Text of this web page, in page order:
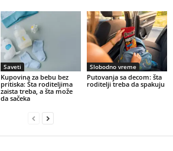
Saveti
Kupovina za bebu bez
pritiska: Šta roditeljima
zaista treba, a šta može
da sačeka
Slobodno vreme
Putovanja sa decom: šta
roditelji treba da spakuju